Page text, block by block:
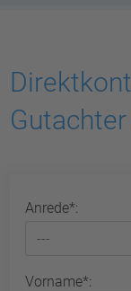
Anrede*:
Vorname*: